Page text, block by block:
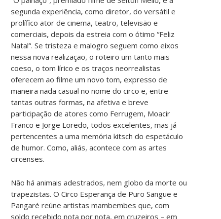
segunda experiência, como diretor, do versátil e
prolífico ator de cinema, teatro, televisão e
comerciais, depois da estreia com o ótimo “Feliz
Natal”. Se tristeza e malogro seguem como eixos
nessa nova realização, o roteiro um tanto mais
coeso, o tom lírico e os traços neorrealistas
oferecem ao filme um novo tom, expresso de
maneira nada casual no nome do circo e, entre
tantas outras formas, na afetiva e breve
participação de atores como Ferrugem, Moacir
Franco e Jorge Loredo, todos excelentes, mas já
pertencentes a uma memória kitsch do espetáculo
de humor. Como, aliás, acontece com as artes
circenses.
Não há animais adestrados, nem globo da morte ou
trapezistas. O Circo Esperança de Puro Sangue e
Pangaré reúne artistas mambembes que, com
soldo recebido nota por nota, em cruzeiros – em